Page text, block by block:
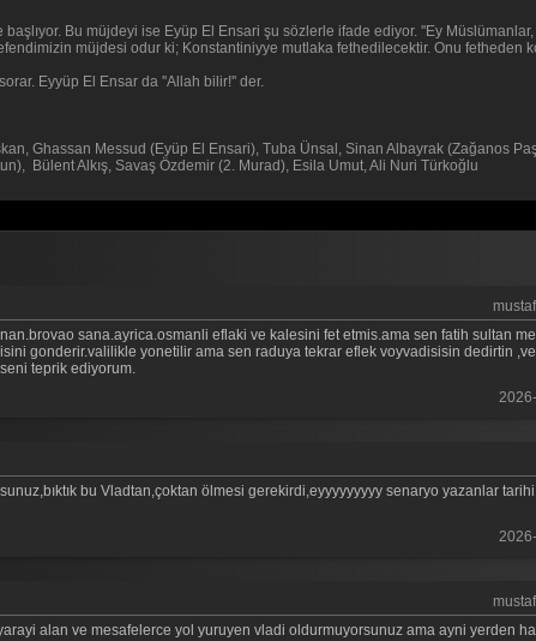
Her Şey Mümkün
1. Bölüm
1. Bölüm
9. Bölüm
Mehmed Fetihler Sultanı
Mehmed Fetihler Sultanı
Mehmed Fetihler Sultanı
Mehmed Fetihler Sultanı
Mehmed Fetihler Sultanı
Mehmed Fetihler Sultanı
Mehmed Fetihler Sultanı
Bu müjdeyi ise Eyüp El Ensari şu sözlerle ifade ediyor. ''Ey Müslümanlar,
müjdesi odur ki; Konstantiniyye mutlaka fethedilecektir. Onu fetheden
Eyyüp El Ensar da ''Allah bilir!'' der.
Ghassan Messud (Eyüp El Ensari), Tuba Ünsal, Sinan Albayrak (Zağanos
Bülent Alkış, Savaş Özdemir (2. Murad), Esila Umut, Ali Nuri Türkoğlu
sana.ayrica.osmanli eflaki ve kalesini fet etmis.ama sen fatih sultan
gonderir.valilikle yonetilir ama sen raduya tekrar eflek voyvadisisin dedirtin
teprik ediyorum.
bu Vladtan,çoktan ölmesi gerekirdi,eyyyyyyyyy senaryo yazanlar tarihi
alan ve mesafelerce yol yuruyen vladi oldurmuyorsunuz ama ayni yerden